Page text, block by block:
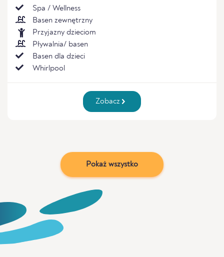
Spa / Wellness
Basen zewnętrzny
Przyjazny dzieciom
Pływalnia/ basen
Basen dla dzieci
Whirlpool
Zobacz
Pokaż wszystko